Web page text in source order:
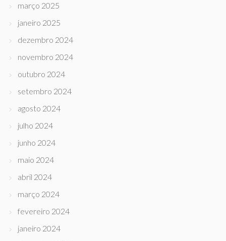
março 2025
janeiro 2025
dezembro 2024
novembro 2024
outubro 2024
setembro 2024
agosto 2024
julho 2024
junho 2024
maio 2024
abril 2024
março 2024
fevereiro 2024
janeiro 2024